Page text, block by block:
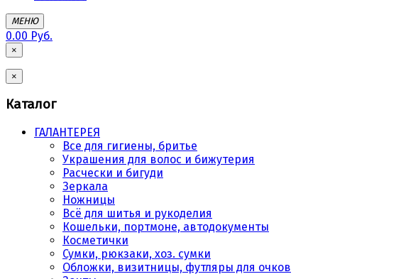
МЕНЮ
0.00 Руб.
×
×
Каталог
ГАЛАНТЕРЕЯ
Все для гигиены, бритье
Украшения для волос и бижутерия
Расчески и бигуди
Зеркала
Ножницы
Всё для шитья и рукоделия
Кошельки, портмоне, автодокументы
Косметички
Сумки, рюкзаки, хоз. сумки
Обложки, визитницы, футляры для очков